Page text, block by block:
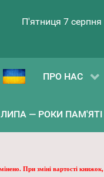
П'ятниця 7
ПРО НАС
ЛИПА — РОКИ
При зміні вартості